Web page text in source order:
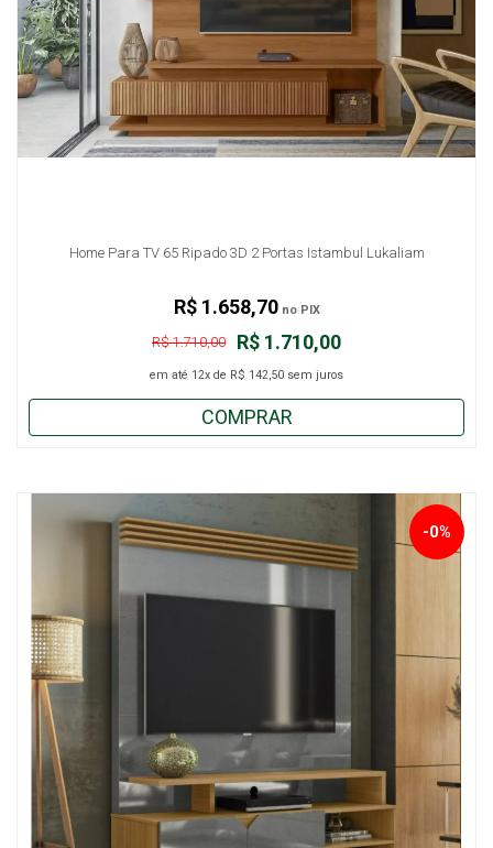
Home Para TV 65 Ripado 3D 2 Portas Istambul Lukaliam
R$ 1.710,00
R$ 1.710,00
em até 12x de R$ 142,50 sem juros
R$ 1.658,70no PIX
COMPRAR
-0%